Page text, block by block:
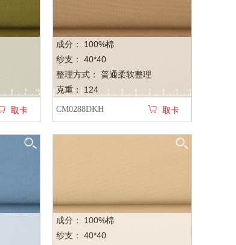
取卡
成分： 100%棉
纱支： 40*40
整理方式： 普通柔软整理
克重： 124
CM0288DKH 取卡
成分： 100%棉
纱支： 40*40